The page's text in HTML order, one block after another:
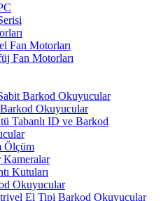
Fan Motorları
Fan Motorları
Barkod Okuyucular
Okuyucular
Tabanlı ID ve Barkod
Ölçüm
Kameralar
Kutuları
Okuyucular
El Tipi Barkod Okuyucular